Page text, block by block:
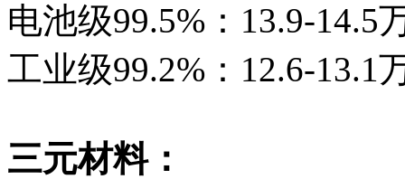
电池级99.5%：13.9-14.5
工业级99.2%：12.6-13.1
三元材料：